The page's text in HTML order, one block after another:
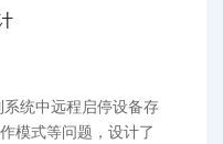
统中远程启停设备存
模式等问题，设计了